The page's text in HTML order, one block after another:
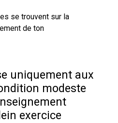
se trouvent sur la
de ton
uniquement aux
modeste
exercice